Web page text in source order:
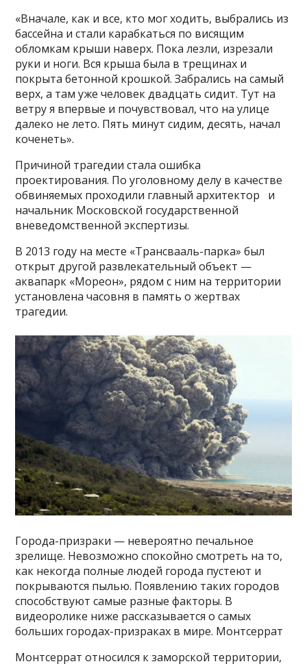
«Вначале, как и все, кто мог ходить, выбрались из
бассейна и стали карабкаться по висящим
обломкам крыши наверх. Пока лезли, изрезали
руки и ноги. Вся крыша была в трещинах и
покрыта бетонной крошкой. Забрались на самый
верх, а там уже человек двадцать сидит. Тут на
ветру я впервые и почувствовал, что на улице
далеко не лето. Пять минут сидим, десять, начал
коченеть».
Причиной трагедии стала ошибка
проектирования. По уголовному делу в качестве
обвиняемых проходили главный архитектор и
начальник Московской государственной
вневедомственной экспертизы.
В 2013 году на месте «Трансвааль-парка» был
открыт другой развлекательный объект —
аквапарк «Мореон», рядом с ним на территории
установлена часовня в память о жертвах
трагедии.
Города-призраки — невероятно печальное
зрелище. Невозможно спокойно смотреть на то,
как некогда полные людей города пустеют и
покрываются пылью. Появлению таких городов
способствуют самые разные факторы. В
видеоролике ниже рассказывается о самых
больших городах-призраках в мире. Монтсеррат
Монтсеррат относился к заморской территории,